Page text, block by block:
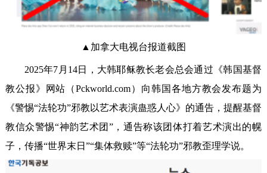
▲加拿大电视台报道截图
2025年7月14日，大韩耶稣教长老会总会通过《韩国基督
教公报》网站（Pckworld.com）向韩国各地方教会发布题为
《警惕“法轮功”邪教以艺术表演蛊惑人心》的通告，提醒基督
教信众警惕“神韵艺术团”，通告称该团体打着艺术演出的幌
子，传播“世界末日”“集体救赎”等“法轮功”邪教歪理学说。